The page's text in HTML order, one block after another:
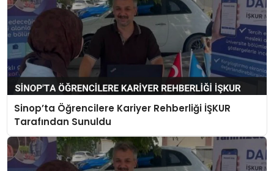
Sinop’ta Öğrencilere Kariyer Rehberliği İŞKUR
Tarafından Sunuldu